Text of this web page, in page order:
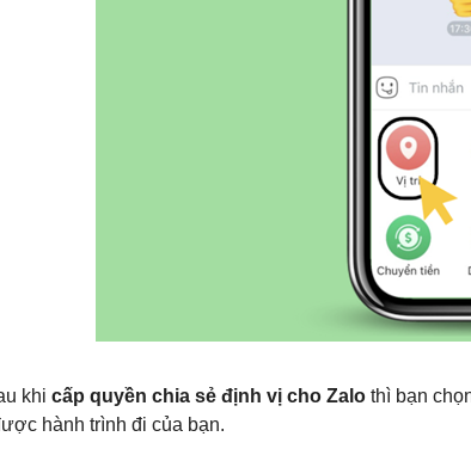
khi cấp quyền chia sẻ định vị cho Zalo thì bạn
hành trình đi của bạn.